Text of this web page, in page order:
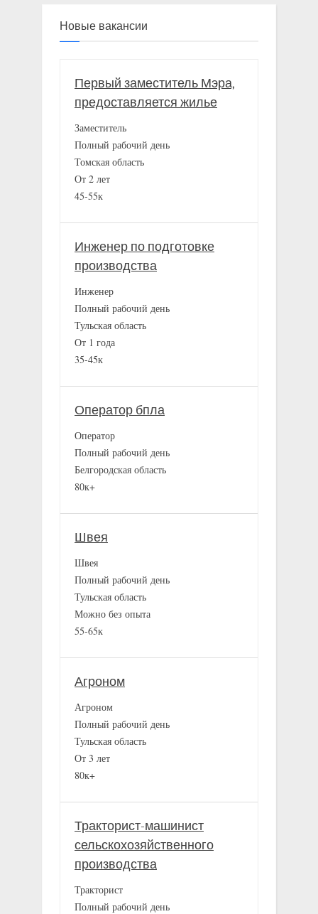
Новые вакансии
Первый заместитель Мэра,
предоставляется жилье
Заместитель
Полный рабочий день
Томская область
От 2 лет
45-55к
Инженер по подготовке
производства
Инженер
Полный рабочий день
Тульская область
От 1 года
35-45к
Оператор бпла
Оператор
Полный рабочий день
Белгородская область
80к+
Швея
Швея
Полный рабочий день
Тульская область
Можно без опыта
55-65к
Агроном
Агроном
Полный рабочий день
Тульская область
От 3 лет
80к+
Тракторист-машинист
сельскохозяйственного
производства
Тракторист
Полный рабочий день